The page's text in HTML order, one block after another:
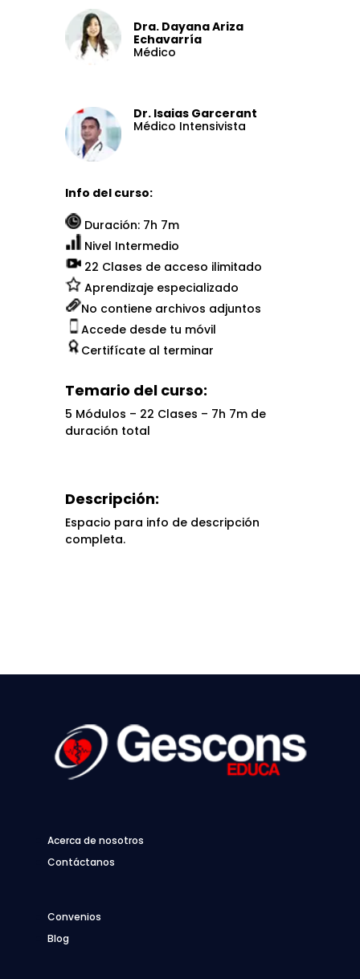
Dra. Dayana Ariza
Echavarría
Médico
Dr. Isaias Garcerant
Médico Intensivista
Info del curso:
Duración: 7h 7m
Nivel Intermedio
22 Clases de acceso ilimitado
Aprendizaje especializado
No contiene archivos adjuntos
Accede desde tu móvil
Certifícate al terminar
Temario del curso:
5 Módulos – 22 Clases – 7h 7m de
duración total
Descripción:
Espacio para info de descripción
completa.
Acerca de nosotros
Contáctanos
Convenios
Blog